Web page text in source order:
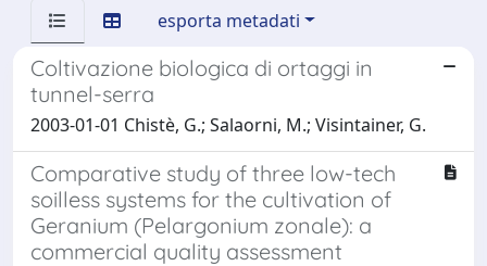
esporta metadati
Coltivazione biologica di ortaggi in
tunnel-serra
2003-01-01 Chistè, G.; Salaorni, M.; Visintainer, G.
Comparative study of three low-tech
soilless systems for the cultivation of
Geranium (Pelargonium zonale): a
commercial quality assessment